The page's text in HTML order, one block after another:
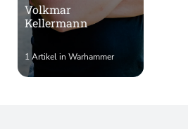
Volkmar
Kellermann
1 Artikel in Warhammer